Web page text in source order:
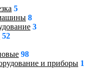
5
8
3
52
98
и приборы 1